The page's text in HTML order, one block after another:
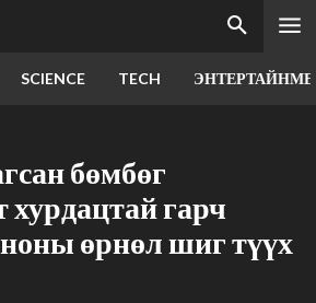
SCIENCE TECH
бөмбөг
гарч
өрнөл шиг түүх